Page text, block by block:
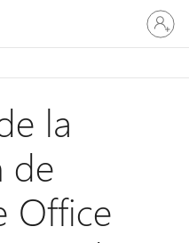
Iniciar
sesión
en
cuenta
la
de
Office